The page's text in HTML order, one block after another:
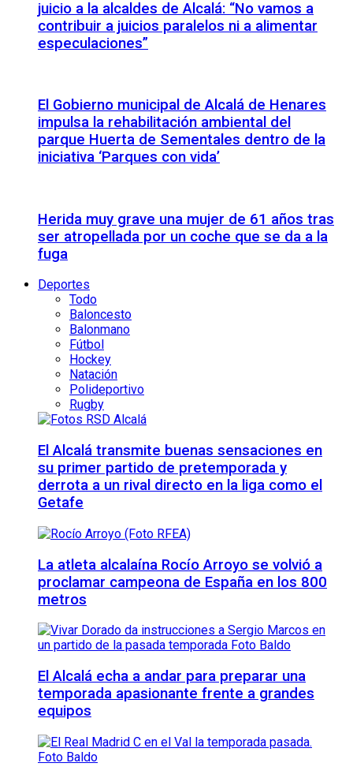
juicio a la alcaldes de Alcalá: “No vamos a
contribuir a juicios paralelos ni a alimentar
especulaciones”
El Gobierno municipal de Alcalá de Henares
impulsa la rehabilitación ambiental del
parque Huerta de Sementales dentro de la
iniciativa ‘Parques con vida’
Herida muy grave una mujer de 61 años tras
ser atropellada por un coche que se da a la
fuga
Deportes
Todo
Baloncesto
Balonmano
Fútbol
Hockey
Natación
Polideportivo
Rugby
El Alcalá transmite buenas sensaciones en
su primer partido de pretemporada y
derrota a un rival directo en la liga como el
Getafe
La atleta alcalaína Rocío Arroyo se volvió a
proclamar campeona de España en los 800
metros
El Alcalá echa a andar para preparar una
temporada apasionante frente a grandes
equipos